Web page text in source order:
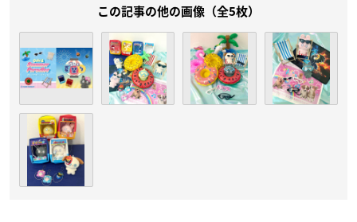
この記事の他の画像（全5枚）